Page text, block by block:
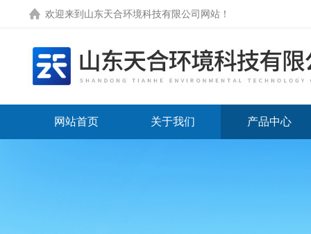
欢迎来到 山东天合环境科技有限公司网站 ！
网站首页 关于我们 产品中心